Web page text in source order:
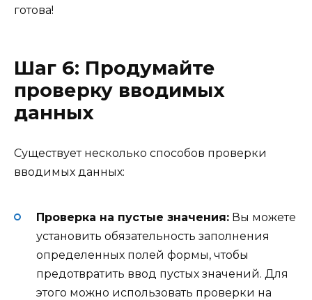
готова!
Шаг 6: Продумайте
проверку вводимых
данных
Существует несколько способов проверки
вводимых данных:
Проверка на пустые значения: Вы можете
установить обязательность заполнения
определенных полей формы, чтобы
предотвратить ввод пустых значений. Для
этого можно использовать проверки на